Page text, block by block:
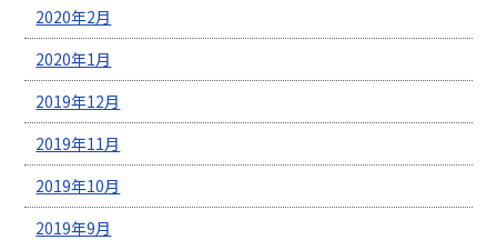
2020年2月
2020年1月
2019年12月
2019年11月
2019年10月
2019年9月